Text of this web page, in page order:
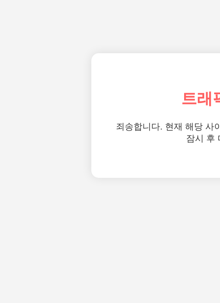
트래
죄송합니다. 현재 해당 사
잠시 후